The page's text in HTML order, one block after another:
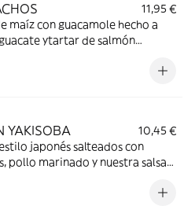
11,95 €
maíz con guacamole hecho a
ytartar de salmón
YAKISOBA
10,45 €
japonés salteados con
pollo marinado y nuestra salsa